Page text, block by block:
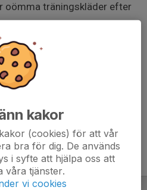
oömma träningskläder efter
kakor
(cookies) för att vår
bra för dig. De används
i syfte att hjälpa oss att
våra tjänster.
vi cookies